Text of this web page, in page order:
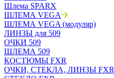
Шлема SPARX
ШЛЕМА VEGA
ШЛЕМА VEGA (модуляр)
ЛИНЗЫ для 509
ОЧКИ 509
ШЛЕМА 509
КОСТЮМЫ FXR
ОЧКИ, СТЕКЛА, ЛИНЗЫ FXR